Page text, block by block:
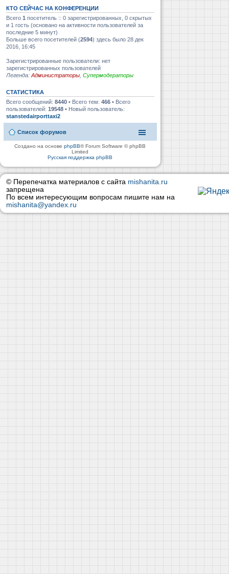
КТО СЕЙЧАС НА КОНФЕРЕНЦИИ
Всего 1 посетитель :: 0 зарегистрированных, 0 скрытых
и 1 гость (основано на активности пользователей за
последние 5 минут)
Больше всего посетителей (2594) здесь было 28 дек
2016, 16:45
Зарегистрированные пользователи: нет
зарегистрированных пользователей
Легенда: Администраторы Супермодераторы
СТАТИСТИКА
Всего сообщений: 8440 • Всего тем: 466 • Всего
пользователей: 19548 • Новый пользователь:
stanstedairporttaxi2
Список форумов
Создано на основеphpBB® Forum Software © phpBB
Limited
Русская поддержка phpBB
© Перепечатка материалов с сайта mishanita.ru
запрещена
По всем интересующим вопросам пишите нам на
mishanita@yandex.ru